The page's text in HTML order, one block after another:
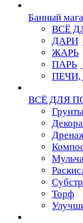
Банный
ВСЁ
ДАРИ
ЖАРЬ
ПАРЬ
ВСЁ ДЛЯ
Грунты
Торф